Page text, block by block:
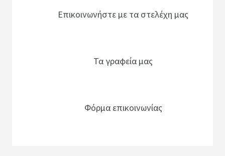
Επικοινωνήστε με τα στελέχη μας
Τα γραφεία μας
Φόρμα επικοινωνίας